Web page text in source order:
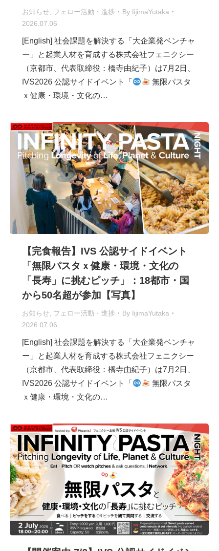
お知らせ フェロー活動・進捗 By IijimaYutaka
2026.07.06
[English] 社会課題を解決する「大企業発ベンチャ
ー」と起業人材を育成する株式会社フェニクシー
（京都市、代表取締役：橋寺由紀子）は7月2日、
IVS2026 公認サイドイベント「
無限パスタ
ｘ健康・環境・文化の…
【完食報告】IVS 公認サイドイベント
「無限パスタｘ健康・環境・文化の
「長寿」に挑むピッチ」：18都市・国
から50名超が参加【写真】
お知らせ フェロー活動・進捗 By IijimaYutaka
2026.07.06
[English] 社会課題を解決する「大企業発ベンチャ
ー」と起業人材を育成する株式会社フェニクシー
（京都市、代表取締役：橋寺由紀子）は7月2日、
IVS2026 公認サイドイベント「
無限パスタ
ｘ健康・環境・文化の…